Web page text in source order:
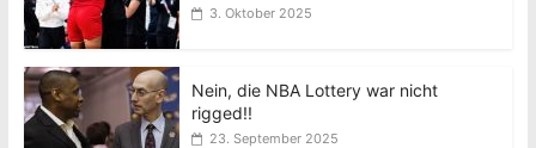
3. Oktober 2025
Nein, die NBA Lottery war nicht
rigged!!
23. September 2025